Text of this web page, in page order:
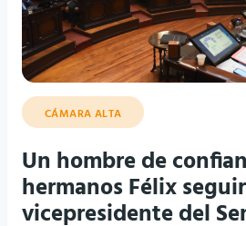
CÁMARA ALTA
Un hombre de
hermanos Félix
vicepresidente del
Mendoza